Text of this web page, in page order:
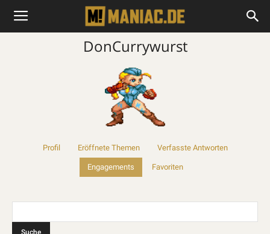
DonCurrywurst
Profil Eröffnete Themen Verfasste Antworten
Engagements Favoriten